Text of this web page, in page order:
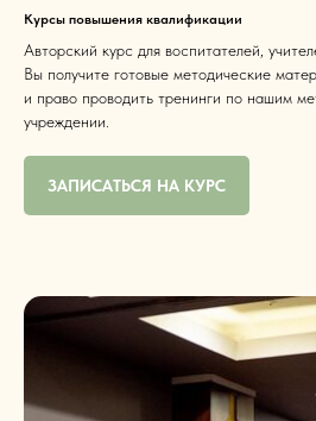
Курсы повышения квалификации
Авторский курс для воспитателей,
Вы получите готовые методические
и право проводить тренинги по нашим
учреждении.
ЗАПИСАТЬСЯ НА КУРС